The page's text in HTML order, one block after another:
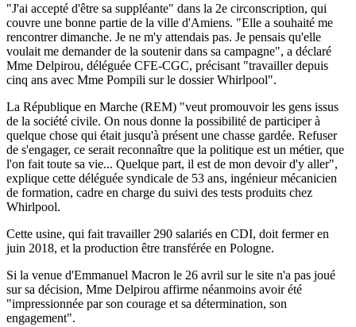
"J'ai accepté d'être sa suppléante" dans la 2e circonscription, qui
couvre une bonne partie de la ville d'Amiens. "Elle a souhaité me
rencontrer dimanche. Je ne m'y attendais pas. Je pensais qu'elle
voulait me demander de la soutenir dans sa campagne", a déclaré
Mme Delpirou, déléguée CFE-CGC, précisant "travailler depuis
cinq ans avec Mme Pompili sur le dossier Whirlpool".
La République en Marche (REM) "veut promouvoir les gens issus
de la société civile. On nous donne la possibilité de participer à
quelque chose qui était jusqu'à présent une chasse gardée. Refuser
de s'engager, ce serait reconnaître que la politique est un métier, que
l'on fait toute sa vie... Quelque part, il est de mon devoir d'y aller",
explique cette déléguée syndicale de 53 ans, ingénieur mécanicien
de formation, cadre en charge du suivi des tests produits chez
Whirlpool.
Cette usine, qui fait travailler 290 salariés en CDI, doit fermer en
juin 2018, et la production être transférée en Pologne.
Si la venue d'Emmanuel Macron le 26 avril sur le site n'a pas joué
sur sa décision, Mme Delpirou affirme néanmoins avoir été
"impressionnée par son courage et sa détermination, son
engagement".